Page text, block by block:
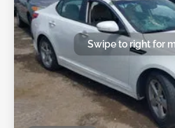
Swipe to right for